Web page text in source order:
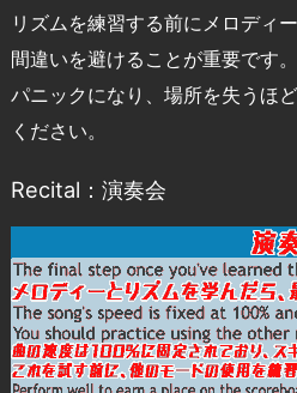
リズムを練習する前にメロディ
間違いを避けることが重要です。
パニックになり、場所を失うほ
ください。
Recital：演奏会